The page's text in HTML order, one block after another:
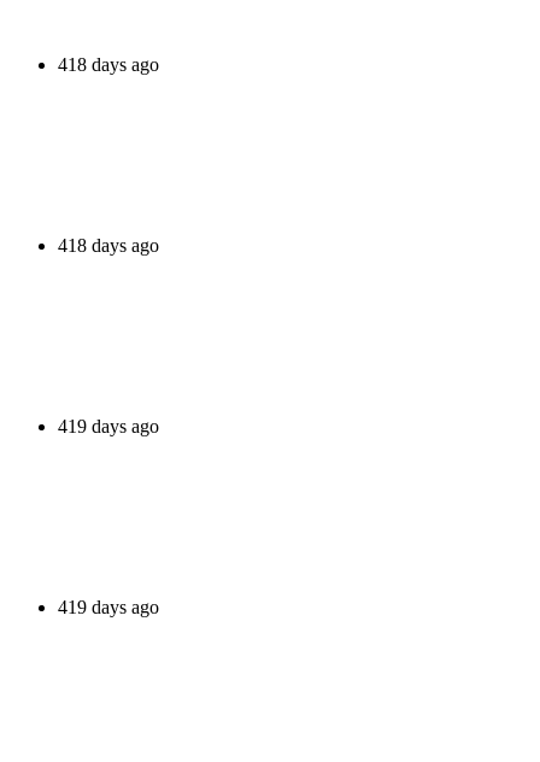
418 days ago
418 days ago
419 days ago
419 days ago